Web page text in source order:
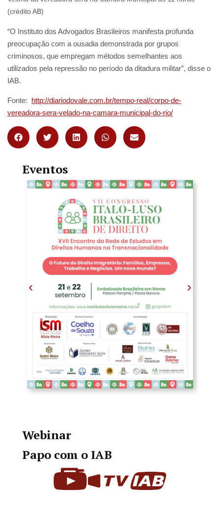
(crédito AB)
“O Instituto dos Advogados Brasileiros manifesta profunda
preocupação com a ousadia demonstrada por grupos
criminosos, que empregam métodos semelhantes aos
utilizados pela repressão no período da ditadura militar”, disse o
IAB.
Fonte: http://diariodovale.com.br/tempo-real/corpo-de-
vereadora-sera-velado-na-camara-municipal-do-rio/
Eventos
Webinar
Papo com o IAB